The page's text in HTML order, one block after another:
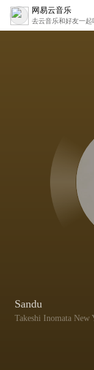
网易云音乐
去云音乐和好友一起
Sandu
Takeshi Inomata New